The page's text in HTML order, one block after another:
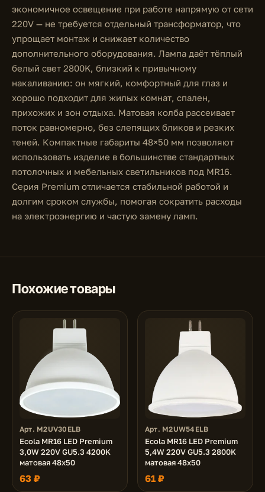
экономичное освещение при работе напрямую от сети
220V — не требуется отдельный трансформатор, что
упрощает монтаж и снижает количество
дополнительного оборудования. Лампа даёт тёплый
белый свет 2800K, близкий к привычному
накаливанию: он мягкий, комфортный для глаз и
хорошо подходит для жилых комнат, спален,
прихожих и зон отдыха. Матовая колба рассеивает
поток равномерно, без слепящих бликов и резких
теней. Компактные габариты 48×50 мм позволяют
использовать изделие в большинстве стандартных
потолочных и мебельных светильников под MR16.
Серия Premium отличается стабильной работой и
долгим сроком службы, помогая сократить расходы
на электроэнергию и частую замену ламп.
Похожие товары
Арт. M2UV30ELB
Ecola MR16 LED Premium
3,0W 220V GU5.3 4200K
матовая 48x50
63 ₽
Арт. M2UW54ELB
Ecola MR16 LED Premium
5,4W 220V GU5.3 2800K
матовая 48x50
61 ₽